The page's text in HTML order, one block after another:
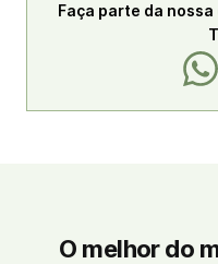
Faça parte da
O melhor do